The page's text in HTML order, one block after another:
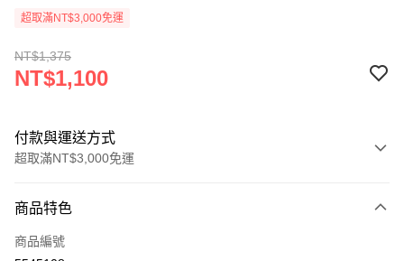
超取滿NT$3,000免運
NT$1,375
NT$1,100
付款與運送方式
超取滿NT$3,000免運
信用卡一次付款
超商取貨付款
商品特色
商品編號